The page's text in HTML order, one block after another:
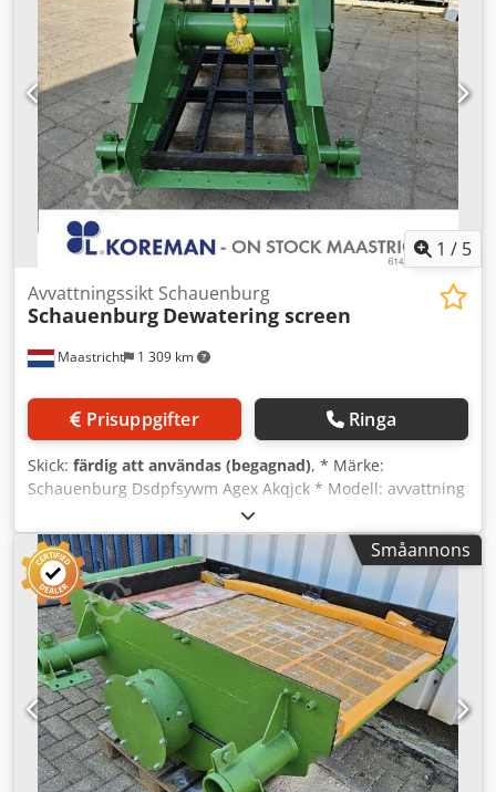
1 / 5
Maastricht 1 309 km
Avvattningssikt Schauenburg
Schauenburg Dewatering screen
Prisuppgifter Ringa
Skick: färdig att användas (begagnad), * Märke:
Schauenburg Dsdpfsywm Agex Akqjck * Modell: avvattning
* Yta: 3200 x 800 mm – 1 däck * Drivning: 2 st el-motorer à
5,5 kW
Småannons